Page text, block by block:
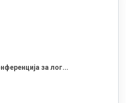
за лог...